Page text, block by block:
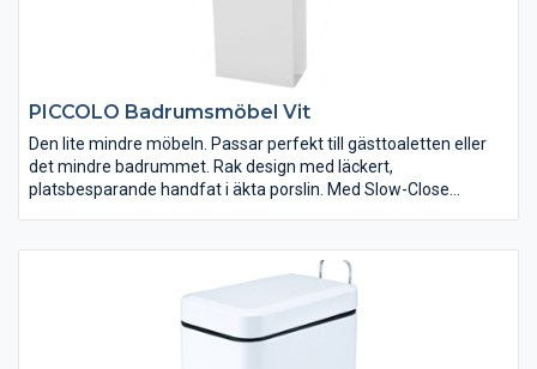
PICCOLO Badrumsmöbel Vit
Den lite mindre möbeln. Passar perfekt till gästtoaletten eller
det mindre badrummet. Rak design med läckert,
platsbesparande handfat i äkta porslin. Med Slow-Close